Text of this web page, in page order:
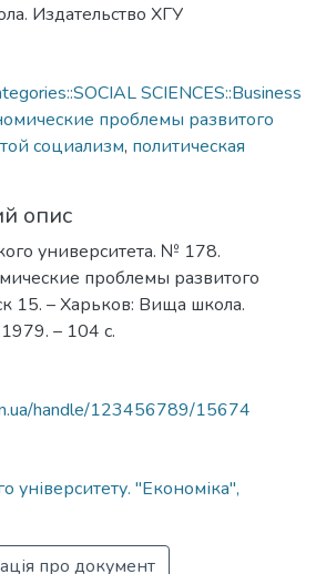
Издательство ХГУ
SCIENCES::Business
проблемы развитого
социализм, политическая
опис
университета. № 178.
проблемы развитого
15. – Харьков: Вища школа.
– 104 с.
handle/123456789/15674
університету. "Економіка",
про документ